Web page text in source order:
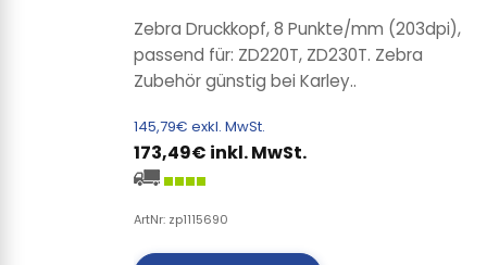
Zebra Druckkopf, 8 Punkte/mm (203dpi),
passend für: ZD220T, ZD230T. Zebra
Zubehör günstig bei Karley..
145,79€ exkl. MwSt.
173,49€ inkl. MwSt.
ArtNr: zp1115690